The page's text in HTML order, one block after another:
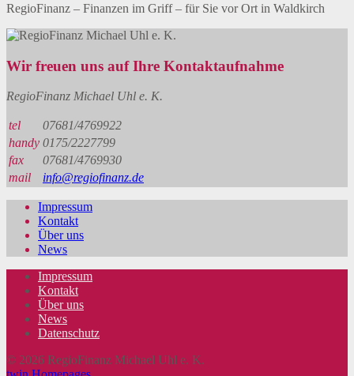
RegioFinanz – Finanzen im Griff – für Sie vor Ort in Waldkirch
Wir freuen uns auf Ihre Kontaktaufnahme
RegioFinanz Michael Uhl e. K.
tel
07681/4769922
handy 0175/2227799
fax
07681/4769930
mail
info@regiofinanz.de
Impressum
Kontakt
Über uns
News
Impressum
Kontakt
Über uns
News
Datenschutz
© 2026 RegioFinanz Michael Uhl e. K.